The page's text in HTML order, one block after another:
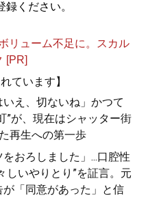
ください。
リューム不足に。スカル
[PR]
ています】
え、切ないね」かつて
”が、現在はシャッター街
再生への第一歩
おろしました」...口腔性
しいやりとり”を証言。元
「同意があった」と信